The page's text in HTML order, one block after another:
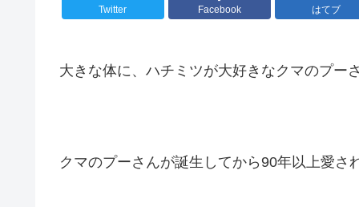
Twitter Facebook はてブ
大きな体に、ハチミツが大好きなクマのプー
クマのプーさんが誕生してから90年以上愛さ